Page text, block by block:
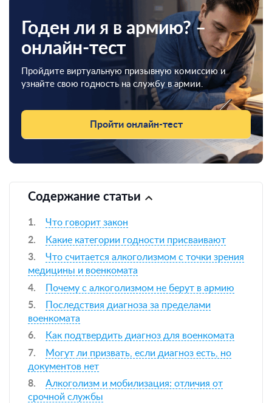
Годен ли я в армию? –
онлайн-тест
Пройдите виртуальную призывную комиссию и
узнайте свою годность на службу в армии.
Пройти онлайн-тест
Содержание статьи
Что говорит закон
Какие категории годности присваивают
Что считается алкоголизмом с точки зрения
медицины и военкомата
Почему с алкоголизмом не берут в армию
Последствия диагноза за пределами
военкомата
Как подтвердить диагноз для военкомата
Могут ли призвать, если диагноз есть, но
документов нет
Алкоголизм и мобилизация: отличия от
срочной службы